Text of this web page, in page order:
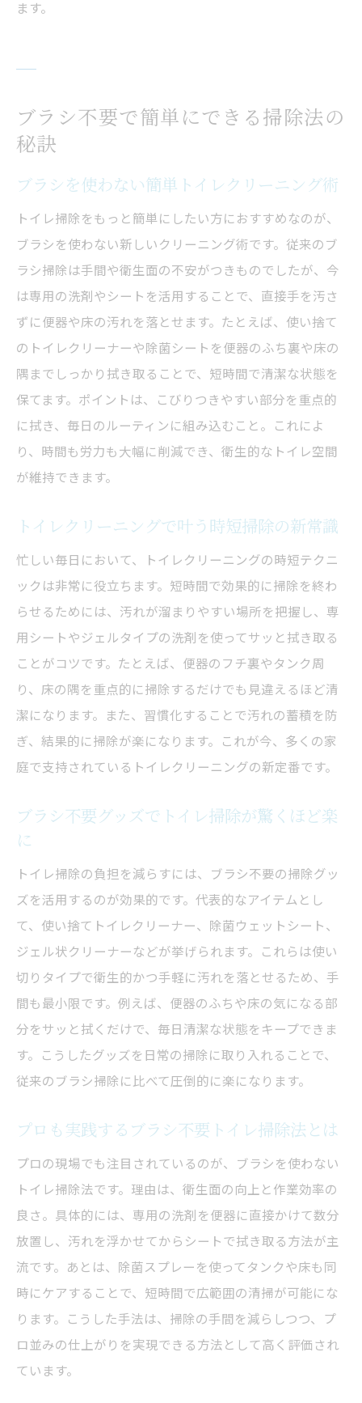
トイレクリーニングを日課にする継続術
家族と分担できるトイレクリーニング作戦
手軽に続くトイレ掃除習慣の作り方
ます。
ブラシ不要で簡単にできる掃除法の
秘訣
ブラシを使わない簡単トイレクリーニング術
トイレ掃除をもっと簡単にしたい方におすすめなのが、
ブラシを使わない新しいクリーニング術です。従来のブ
ラシ掃除は手間や衛生面の不安がつきものでしたが、今
は専用の洗剤やシートを活用することで、直接手を汚さ
ずに便器や床の汚れを落とせます。たとえば、使い捨て
のトイレクリーナーや除菌シートを便器のふち裏や床の
隅までしっかり拭き取ることで、短時間で清潔な状態を
保てます。ポイントは、こびりつきやすい部分を重点的
に拭き、毎日のルーティンに組み込むこと。これによ
り、時間も労力も大幅に削減でき、衛生的なトイレ空間
が維持できます。
トイレクリーニングで叶う時短掃除の新常識
忙しい毎日において、トイレクリーニングの時短テクニ
ックは非常に役立ちます。短時間で効果的に掃除を終わ
らせるためには、汚れが溜まりやすい場所を把握し、専
用シートやジェルタイプの洗剤を使ってサッと拭き取る
ことがコツです。たとえば、便器のフチ裏やタンク周
り、床の隅を重点的に掃除するだけでも見違えるほど清
潔になります。また、習慣化することで汚れの蓄積を防
ぎ、結果的に掃除が楽になります。これが今、多くの家
庭で支持されているトイレクリーニングの新定番です。
ブラシ不要グッズでトイレ掃除が驚くほど楽
に
トイレ掃除の負担を減らすには、ブラシ不要の掃除グッ
ズを活用するのが効果的です。代表的なアイテムとし
て、使い捨てトイレクリーナー、除菌ウェットシート、
ジェル状クリーナーなどが挙げられます。これらは使い
切りタイプで衛生的かつ手軽に汚れを落とせるため、手
間も最小限です。例えば、便器のふちや床の気になる部
分をサッと拭くだけで、毎日清潔な状態をキープできま
す。こうしたグッズを日常の掃除に取り入れることで、
従来のブラシ掃除に比べて圧倒的に楽になります。
プロも実践するブラシ不要トイレ掃除法とは
プロの現場でも注目されているのが、ブラシを使わない
トイレ掃除法です。理由は、衛生面の向上と作業効率の
良さ。具体的には、専用の洗剤を便器に直接かけて数分
放置し、汚れを浮かせてからシートで拭き取る方法が主
流です。あとは、除菌スプレーを使ってタンクや床も同
時にケアすることで、短時間で広範囲の清掃が可能にな
ります。こうした手法は、掃除の手間を減らしつつ、プ
ロ並みの仕上がりを実現できる方法として高く評価され
ています。